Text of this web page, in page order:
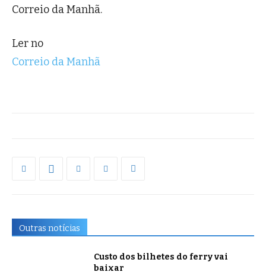
Correio da Manhã.
Ler no
Correio da Manhã
Outras notícias
Custo dos bilhetes do ferry vai
baixar